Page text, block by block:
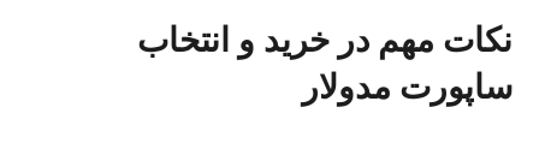
نکات مهم در خرید و انتخاب
ساپورت مدولار